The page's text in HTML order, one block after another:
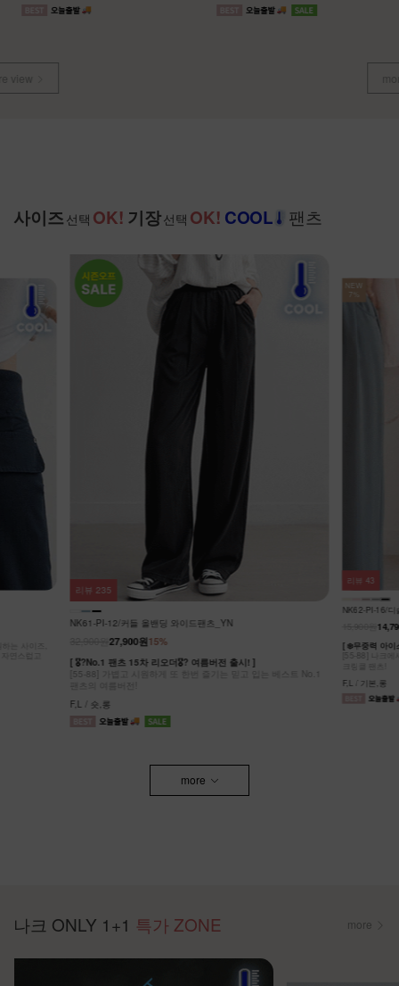
사이즈 선택 OK! 기장선택 OK! COOL 팬츠
NEW
7%
NK62-PI-16/디슬 쿨링 올밴딩 팬츠_YN
7%
14,790원
[ ❄️무중력 아이스 팬츠! ]
[55-88] 나크에서 야심차게 준비한! 체감무게 0g에 주름까지 예쁜
크링클 팬츠!
F,L / 기본,롱
리뷰 43
NEW
7%
DM62-P-10/르
[ ❄️여름버전 베
[S-2XL] 공기
S,M,L,XL,2XL
리뷰 100
more
나크 ONLY 1+1 특가 ZONE more